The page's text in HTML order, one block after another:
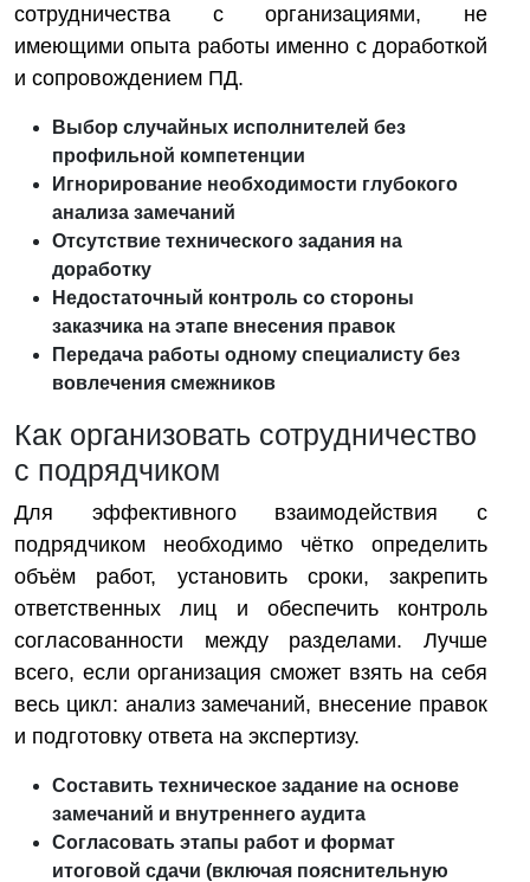
сотрудничества с организациями, не
имеющими опыта работы именно с доработкой
и сопровождением ПД.
Выбор случайных исполнителей без
профильной компетенции
Игнорирование необходимости глубокого
анализа замечаний
Отсутствие технического задания на
доработку
Недостаточный контроль со стороны
заказчика на этапе внесения правок
Передача работы одному специалисту без
вовлечения смежников
Как организовать сотрудничество
с подрядчиком
Для эффективного взаимодействия с
подрядчиком необходимо чётко определить
объём работ, установить сроки, закрепить
ответственных лиц и обеспечить контроль
согласованности между разделами. Лучше
всего, если организация сможет взять на себя
весь цикл: анализ замечаний, внесение правок
и подготовку ответа на экспертизу.
Составить техническое задание на основе
замечаний и внутреннего аудита
Согласовать этапы работ и формат
итоговой сдачи (включая пояснительную